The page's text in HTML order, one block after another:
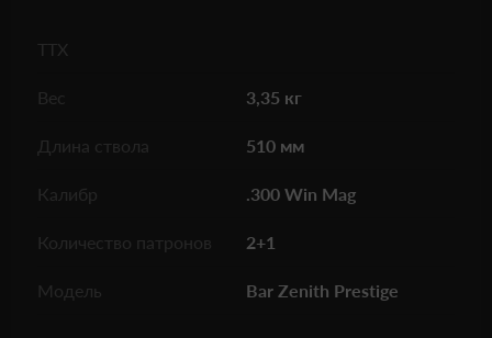
ТТХ
Вес 3,35 кг
Длина ствола 510 мм
Калибр .300 Win Mag
Количество патронов 2+1
Модель Bar Zenith Prestige